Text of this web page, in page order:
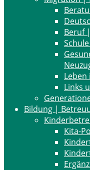
Beruf
Leben
Links
Bildung |
Kita-